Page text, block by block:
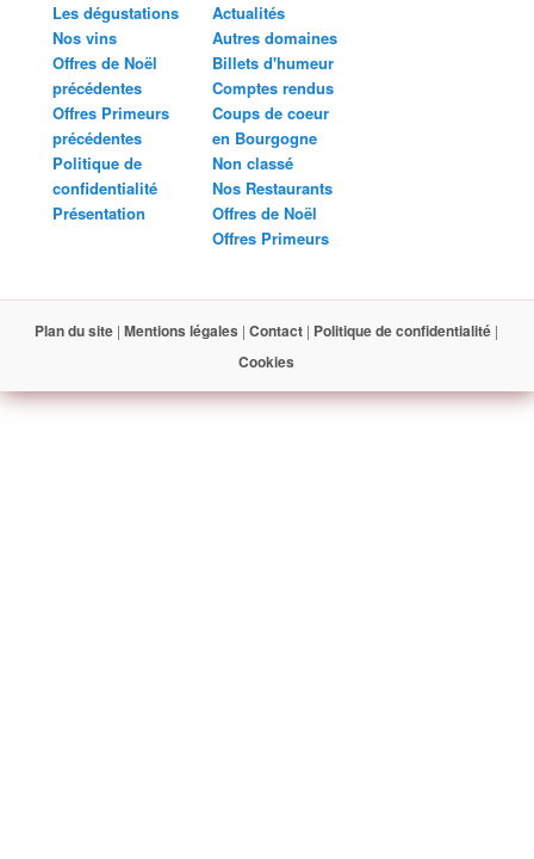
Les dégustations
Nos vins
Offres de Noël
précédentes
Offres Primeurs
précédentes
Politique de
confidentialité
Présentation
Actualités
Autres domaines
Billets d'humeur
Comptes rendus
Coups de coeur
en Bourgogne
Non classé
Nos Restaurants
Offres de Noël
Offres Primeurs
Plan du site |Mentions légales |Contact | Politique de confidentialité |
Cookies